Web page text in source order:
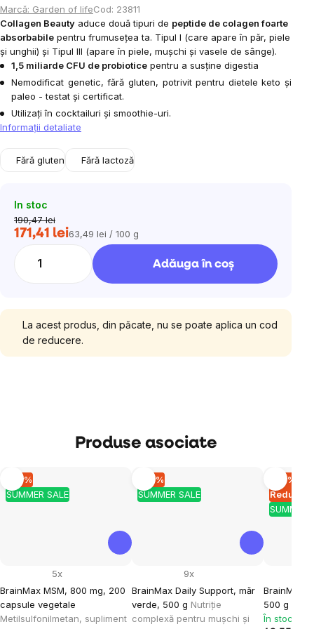
Marcă: Garden of lifeCod: 23811
Collagen Beauty aduce două tipuri de peptide de colagen foarte
absorbabile pentru frumusețea ta. Tipul I (care apare în păr, piele
și unghii) și Tipul III (apare în piele, mușchi și vasele de sânge).
1,5 miliarde CFU de probiotice pentru a susține digestia
Nemodificat genetic, fără gluten, potrivit pentru dietele keto și
paleo - testat și certificat.
Utilizați în cocktailuri și smoothie-uri.
Informaţii detaliate
Fără gluten Fără lactoză
In stoc
190,47 lei
171,41 leiEvaluare
63,49 lei / 100 g
Adăuga în coş
La acest produs, din păcate, nu se poate aplica un cod
de reducere.
Produse asociate
SUMMER SALE
–10 %
BrainMax MSM, 800 mg, 200
capsule vegetale
Metilsulfonilmetan, supliment
5x
SUMMER SALE
–10 %
BrainMax Daily Support, măr
verde, 500 g Nutriție
complexă pentru mușchi și
9x
SUMMER
–10 %
BrainMax
500 g
În stoc